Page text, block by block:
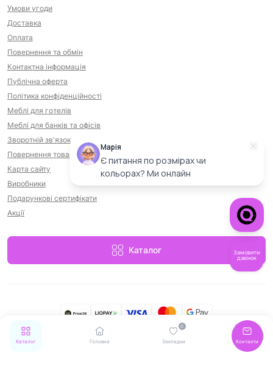
Каталог Головна Закладки
0
Контакти
Умови угоди
Доставка
Оплата
Повернення та обмін
Контактна інформація
Публічна оферта
Політика конфіденційності
Меблі для готелів
Меблі для банків та офісів
Зворотній зв'язок
Повернення товару
Карта сайту
Виробники
Подарункові сертифікати
Акції
Каталог
MebelStar © 2026
Замовити
дзвінок
Марія
Є питання по розмірах чи
кольорах? Ми онлайн